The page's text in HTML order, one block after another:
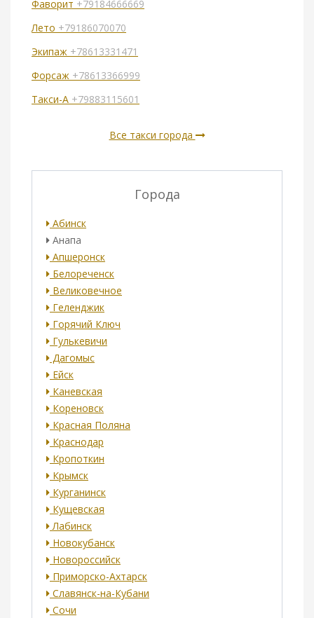
Фаворит +79184666669
Лето +79186070070
Экипаж +78613331471
Форсаж +78613366999
Такси-А +79883115601
Все такси города
Города
Абинск
Анапа
Апшеронск
Белореченск
Великовечное
Геленджик
Горячий Ключ
Гулькевичи
Дагомыс
Ейск
Каневская
Кореновск
Красная Поляна
Краснодар
Кропоткин
Крымск
Курганинск
Кущевская
Лабинск
Новокубанск
Новороссийск
Приморско-Ахтарск
Славянск-на-Кубани
Сочи